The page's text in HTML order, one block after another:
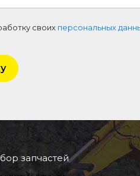
своих персональных
запчастей